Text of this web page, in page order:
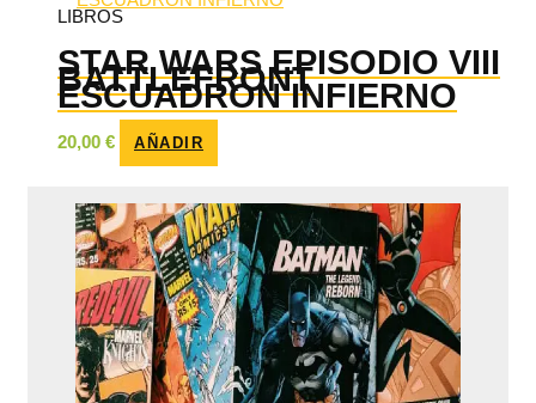
LIBROS
STAR WARS EPISODIO VIII
BATTLEFRONT
ESCUADRON INFIERNO
20,00 € AÑADIR